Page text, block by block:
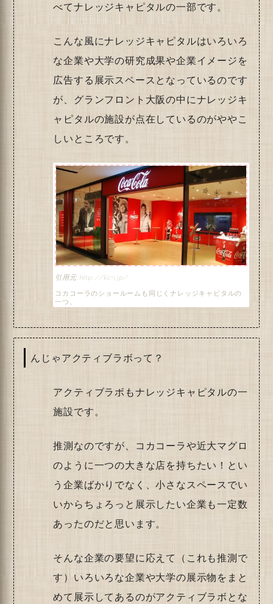
べてナレッジキャピタルの一部です。
こんな風にナレッジキャピタルはいろいろ
な企業や大学の研究成果や企業イメージを
広告する展示スペースとなっているのです
が、グランフロント大阪の中にナレッジキ
ャピタルの施設が点在しているのがややこ
しいところです。
http://kc-i.jp/
コカコーラのショールームも同じくナレッジキャピタルの
一つ。
んじゃアクティブラボって？
アクティブラボもナレッジキャピタルの一
施設です。
推測なのですが、コカコーラや近大マグロ
のように一つの大きな店を持ちたい！とい
う企業ばかりでなく、小さなスペースでい
いからちょろっと展示したい企業も一定数
あったのだと思います。
そんな企業の要望に応えて（これも推測で
す）いろいろな企業や大学の展示物をまと
めて展示してあるのがアクティブラボとな